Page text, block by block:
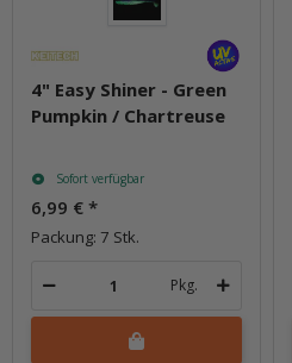
4" Easy Shiner - Green
Pumpkin / Chartreuse
Sofort verfügbar
6,99 € *
Packung: 7 Stk.
Pkg.